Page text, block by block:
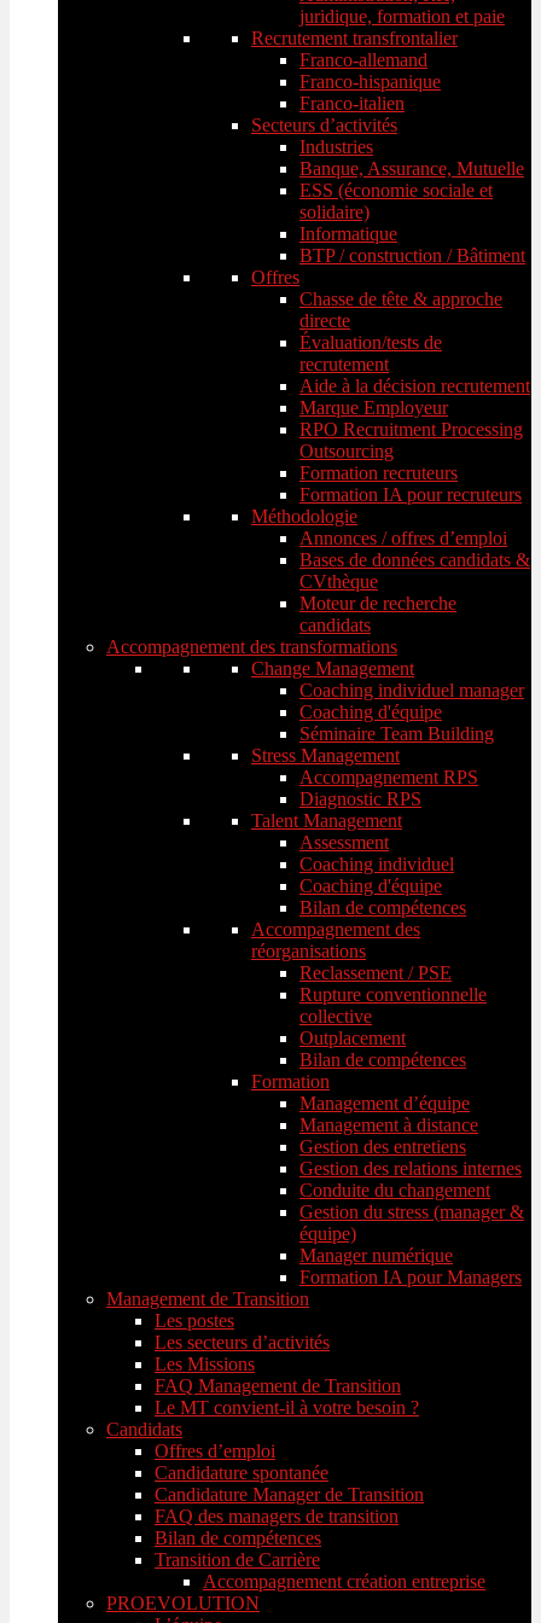
juridique, formation et paie
Recrutement transfrontalier
Franco-allemand
Franco-hispanique
Franco-italien
Secteurs d’activités
Industries
Banque, Assurance, Mutuelle
ESS (économie sociale et
solidaire)
Informatique
BTP / construction / Bâtiment
Offres
Chasse de tête & approche
directe
Évaluation/tests de
recrutement
Aide à la décision recrutement
Marque Employeur
RPO Recruitment Processing
Outsourcing
Formation recruteurs
Formation IA pour recruteurs
Méthodologie
Annonces / offres d’emploi
Bases de données candidats &
CVthèque
Moteur de recherche
candidats
Accompagnement des transformations
Change Management
Coaching individuel manager
Coaching d'équipe
Séminaire Team Building
Stress Management
Accompagnement RPS
Diagnostic RPS
Talent Management
Assessment
Coaching individuel
Coaching d'équipe
Bilan de compétences
Accompagnement des
réorganisations
Reclassement / PSE
Rupture conventionnelle
collective
Outplacement
Bilan de compétences
Formation
Management d’équipe
Management à distance
Gestion des entretiens
Gestion des relations internes
Conduite du changement
Gestion du stress (manager &
équipe)
Manager numérique
Formation IA pour Managers
Management de Transition
Les postes
Les secteurs d’activités
Les Missions
FAQ Management de Transition
Le MT convient-il à votre besoin ?
Candidats
Offres d’emploi
Candidature spontanée
Candidature Manager de Transition
FAQ des managers de transition
Bilan de compétences
Transition de Carrière
Accompagnement création entreprise
PROEVOLUTION